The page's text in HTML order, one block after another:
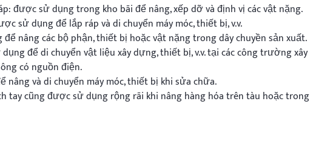
được sử dụng trong kho bãi để nâng, xếp dỡ và định vị các vật nặng.
sử dụng để lắp ráp và di chuyển máy móc, thiết bị, v.v.
nâng các bộ phận, thiết bị hoặc vật nặng trong dây chuyền sản xuất.
để di chuyển vật liệu xây dựng, thiết bị, v.v. tại các công trường xây
có nguồn điện.
nâng và di chuyển máy móc, thiết bị khi sửa chữa.
tay cũng được sử dụng rộng rãi khi nâng hàng hóa trên tàu hoặc trong